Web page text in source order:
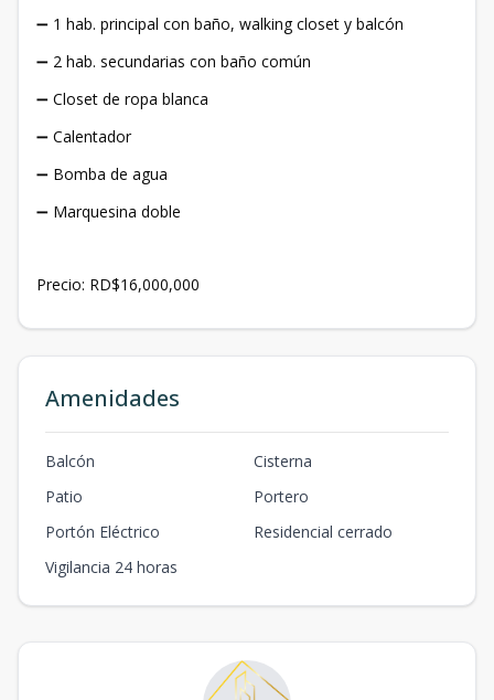
➖ 1 hab. principal con baño, walking closet y balcón
➖ 2 hab. secundarias con baño común
➖ Closet de ropa blanca
➖ Calentador
➖ Bomba de agua
➖ Marquesina doble
Precio: RD$16,000,000
Amenidades
Balcón
Cisterna
Patio
Portero
Portón Eléctrico
Residencial cerrado
Vigilancia 24 horas